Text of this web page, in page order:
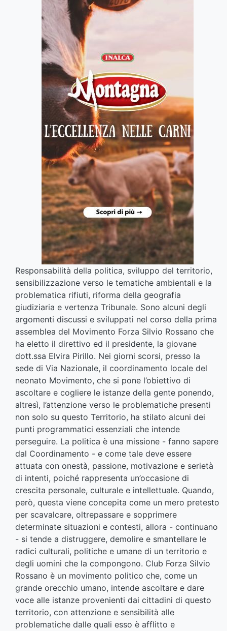
Responsabilità della politica, sviluppo del territorio,
sensibilizzazione verso le tematiche ambientali e la
problematica rifiuti, riforma della geografia
giudiziaria e vertenza Tribunale. Sono alcuni degli
argomenti discussi e sviluppati nel corso della prima
assemblea del Movimento Forza Silvio Rossano che
ha eletto il direttivo ed il presidente, la giovane
dott.ssa Elvira Pirillo. Nei giorni scorsi, presso la
sede di Via Nazionale, il coordinamento locale del
neonato Movimento, che si pone l’obiettivo di
ascoltare e cogliere le istanze della gente ponendo,
altresì, l’attenzione verso le problematiche presenti
non solo su questo Territorio, ha stilato alcuni dei
punti programmatici essenziali che intende
perseguire. La politica è una missione - fanno sapere
dal Coordinamento - e come tale deve essere
attuata con onestà, passione, motivazione e serietà
di intenti, poiché rappresenta un’occasione di
crescita personale, culturale e intellettuale. Quando,
però, questa viene concepita come un mero pretesto
per scavalcare, oltrepassare e sopprimere
determinate situazioni e contesti, allora - continuano
- si tende a distruggere, demolire e smantellare le
radici culturali, politiche e umane di un territorio e
degli uomini che la compongono. Club Forza Silvio
Rossano è un movimento politico che, come un
grande orecchio umano, intende ascoltare e dare
voce alle istanze provenienti dai cittadini di questo
territorio, con attenzione e sensibilità alle
problematiche dalle quali esso è afflitto e